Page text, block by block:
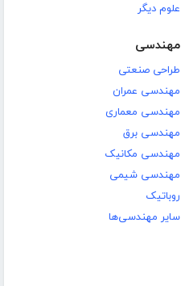
علوم دیگر
مهندسی
طراحی صنعتی
مهندسی عمران
مهندسی معماری
مهندسی برق
مهندسی مکانیک
مهندسی شیمی
روباتیک
سایر مهندسی‌ها